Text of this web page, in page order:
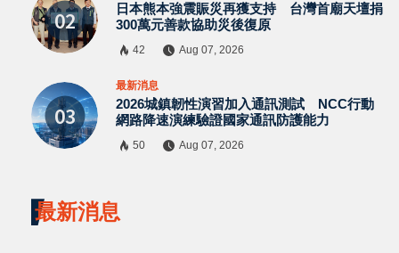
日本熊本強震賑災再獲支持 台灣首廟天壇捐
300萬元善款協助災後復原
42 Aug 07, 2026
最新消息
2026城鎮韌性演習加入通訊測試 NCC行動
網路降速演練驗證國家通訊防護能力
50 Aug 07, 2026
最新消息